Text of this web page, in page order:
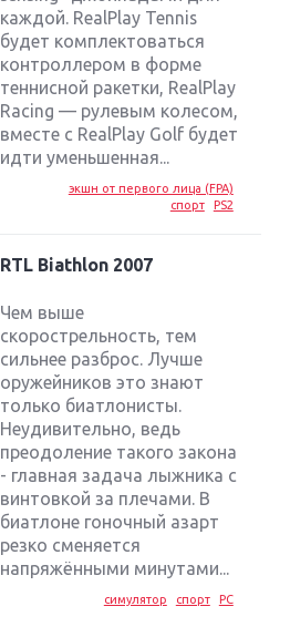
каждой. RealPlay Tennis
будет комплектоваться
контроллером в форме
теннисной ракетки, RealPlay
Racing — рулевым колесом,
вместе с RealPlay Golf будет
идти уменьшенная...
экшн от первого лица (FPA)
спорт
PS2
RTL Biathlon 2007
Чем выше
скорострельность, тем
сильнее разброс. Лучше
оружейников это знают
только биатлонисты.
Неудивительно, ведь
преодоление такого закона
- главная задача лыжника с
винтовкой за плечами. В
биатлоне гоночный азарт
резко сменяется
напряжёнными минутами...
симулятор спорт PC